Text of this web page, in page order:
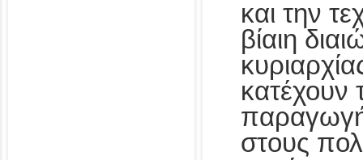
και την
βίαιη
κατέχουν
στους